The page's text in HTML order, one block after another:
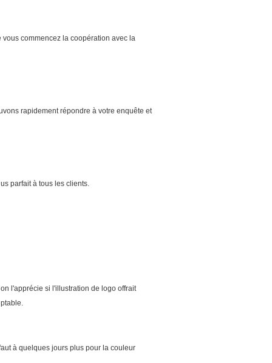
commencez la coopération avec la
rapidement répondre à votre enquête et
parfait à tous les clients.
l'apprécie si l'illustration de logo offrait
à quelques jours plus pour la couleur